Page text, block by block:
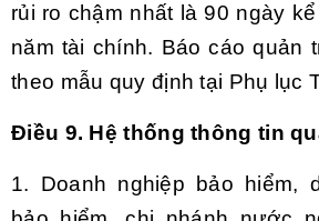
rủi ro chậm nhất là 90 ngày
năm tài chính. Báo cáo quản
theo mẫu quy định tại Phụ lục
Điều 9. Hệ thống thông tin
1. Doanh nghiệp bảo hiểm,